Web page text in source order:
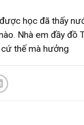
học đã thấy
Nhà em đầy đồ
thế mà hưởng